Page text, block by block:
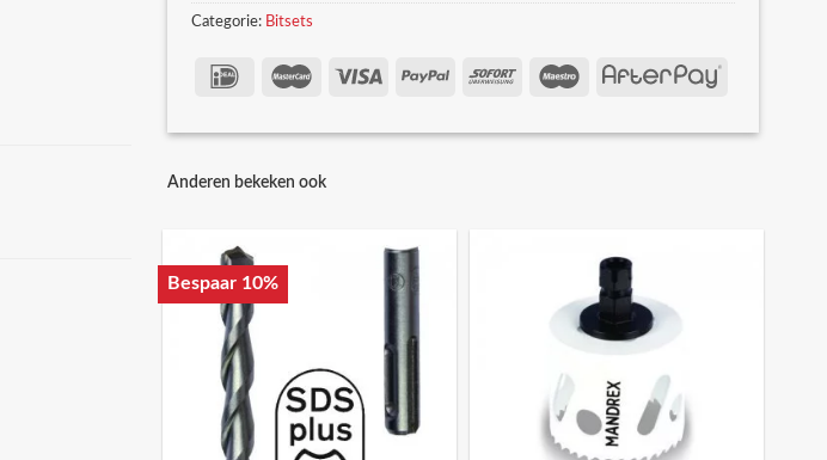
Categorie: Bitsets
Anderen bekeken ook
Bespaar 10%